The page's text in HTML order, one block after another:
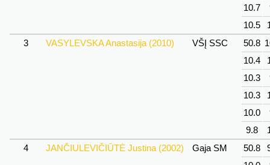
10.7
10.5
3
VASYLEVSKA Anastasija (2010) VŠĮ SSC 50.8
10.4
10.3
10.3
10.0
9.8
4
JANČIULEVIČIŪTĖ Justina (2002) Gaja SM 50.8